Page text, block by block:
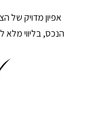
אפיון מדויק של
הנכס, בליווי